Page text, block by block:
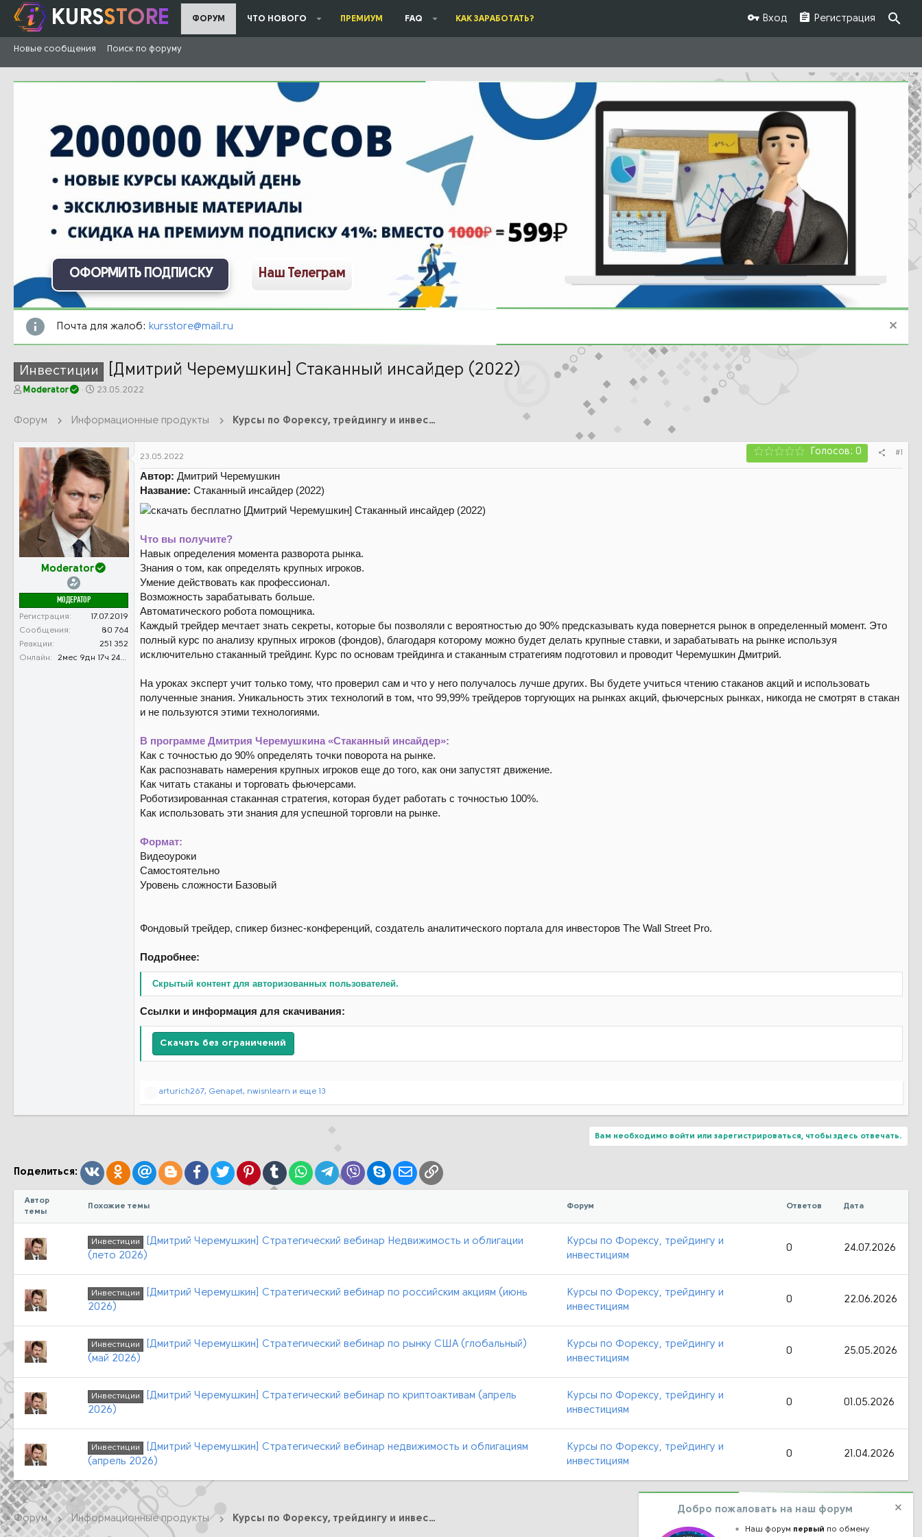
KURSSTORE ФОРУМ ЧТО НОВОГО ПРЕМИУМ FAQ КАК ЗАРАБОТАТЬ? Вход Регистрация
Новые сообщения Поиск по форуму
ОФОРМИТЬ ПОДПИСКУ Наш Телеграм
Почта для жалоб: kursstore@mail.ru
Инвестиции [Дмитрий Черемушкин] Стаканный инсайдер (2022)
А
о
Moderator
Д
а
а
ч
а
а
23.05.2022
Форум Информационные продукты Курсы по Форексу, трейдингу и инвестициям
Moderator
МОДЕРАТОР
Регистрация
17.07.2019
Сообщения
80 764
Реакции
251 352
Онлайн
2мес 9дн 17ч 24м 35с
23.05.2022 Голосов: 0 #1
Автор: Дмитрий Черемушкин
Название: Стаканный инсайдер (2022)
Что вы получите?
Навык определения момента разворота рынка.
Знания о том, как определять крупных игроков.
Умение действовать как профессионал.
Возможность зарабатывать больше.
Автоматического робота помощника.
Каждый трейдер мечтает знать секреты, которые бы позволяли с вероятностью до 90% предсказывать куда повернется рынок в определенный момент. Это
полный курс по анализу крупных игроков (фондов), благодаря которому можно будет делать крупные ставки, и зарабатывать на рынке используя
исключительно стаканный трейдинг. Курс по основам трейдинга и стаканным стратегиям подготовил и проводит Черемушкин Дмитрий.
На уроках эксперт учит только тому, что проверил сам и что у него получалось лучше других. Вы будете учиться чтению стаканов акций и использовать
полученные знания. Уникальность этих технологий в том, что 99,99% трейдеров торгующих на рынках акций, фьючерсных рынках, никогда не смотрят в стакан
и не пользуются этими технологиями.
В программе Дмитрия Черемушкина «Стаканный инсайдер»:
Как с точностью до 90% определять точки поворота на рынке.
Как распознавать намерения крупных игроков еще до того, как они запустят движение.
Как читать стаканы и торговать фьючерсами.
Роботизированная стаканная стратегия, которая будет работать с точностью 100%.
Как использовать эти знания для успешной торговли на рынке.
Формат:
Видеоуроки
Самостоятельно
Уровень сложности Базовый
Фондовый трейдер, спикер бизнес-конференций, создатель аналитического портала для инвесторов The Wall Street Pro.
Подробнее:
Скрытый контент для авторизованных пользователей.
Ссылки и информация для скачивания:
Скачать без ограничений
Р
:
arturich267, Genapet, nwisnlearn и еще 13
Вам необходимо войти или зарегистрироваться, чтобы здесь отвечать.
Поделиться: ВконтактеОдноклассники
Mail.ruBloggerFacebook
TwitterPinterestTumblrWhatsAppTelegram
Viber SkypeЭлектронная почта
Ссылка
Автор
темы
Похожие темы Форум Ответов Дата
Инвестиции
[Дмитрий Черемушкин] Стратегический вебинар Недвижимость и облигации
(лето 2026)
Курсы по Форексу, трейдингу и
инвестициям
0 24.07.2026
Инвестиции
[Дмитрий Черемушкин] Стратегический вебинар по российским акциям (июнь
2026)
Курсы по Форексу, трейдингу и
инвестициям
0 22.06.2026
Инвестиции
[Дмитрий Черемушкин] Стратегический вебинар по рынку США (глобальный)
(май 2026)
Курсы по Форексу, трейдингу и
инвестициям
0 25.05.2026
Инвестиции
[Дмитрий Черемушкин] Стратегический вебинар по криптоактивам (апрель
2026)
Курсы по Форексу, трейдингу и
инвестициям
0 01.05.2026
Инвестиции
[Дмитрий Черемушкин] Стратегический вебинар недвижимость и облигациям
(апрель 2026)
Курсы по Форексу, трейдингу и
инвестициям
0 21.04.2026
Форум Информационные продукты Курсы по Форексу, трейдингу и инвестициям
Добро пожаловать на наш форум
Наш форум первый по обмену